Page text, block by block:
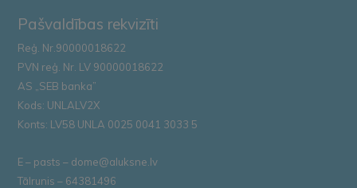
Pašvaldības rekvizīti
Reģ. Nr.90000018622
PVN reģ. Nr. LV 90000018622
AS „SEB banka”
Kods: UNLALV2X
Konts: LV58 UNLA 0025 0041 3033 5
E – pasts – dome@aluksne.lv
Tālrunis – 64381496